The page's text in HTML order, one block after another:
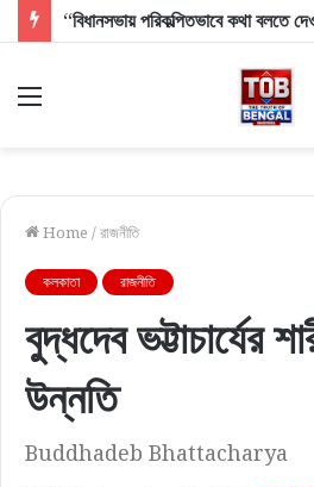
Menu
Home /রাজনীতি
কলকাতা রাজনীতি
বুদ্ধদেব ভট্টাচার্যের
উন্নতি
Buddhadeb Bhattacharya